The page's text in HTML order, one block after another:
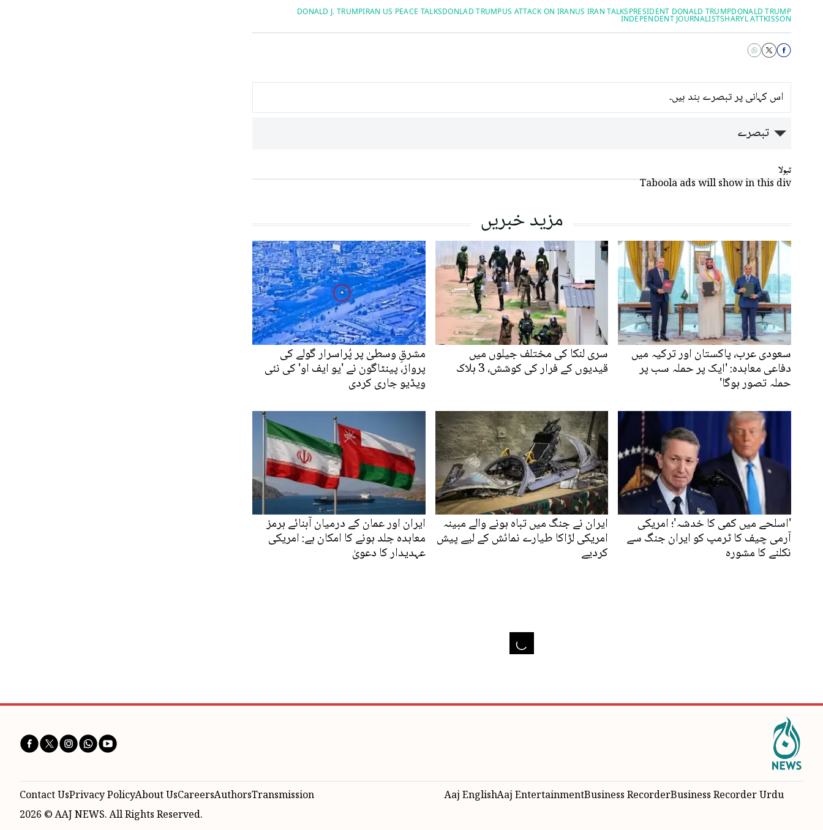
DONALD TRUMP
PRESIDENT DONALD TRUMP
US IRAN TALKS
US ATTACK ON IRAN
DONLAD TRUMP
IRAN US PEACE TALKS
DONALD J. TRUMP
SHARYL ATTKISSON
INDEPENDENT JOURNALIST
اس کہانی پر تبصرے بند ہیں۔
تبصرے
تبولا
Taboola ads will show in this div
مزید خبریں
سعودی عرب، پاکستان اور ترکیہ میں
دفاعی معاہدہ: 'ایک پر حملہ سب پر
حملہ تصور ہوگا'
سری لنکا کی مختلف جیلوں میں
قیدیوں کے فرار کی کوشش، 3 ہلاک
مشرقِ وسطیٰ پر پُراسرار گولے کی
پرواز، پینٹاگون نے 'یو ایف او' کی نئی
ویڈیو جاری کردی
'اسلحے میں کمی کا خدشہ'؛ امریکی
آرمی چیف کا ٹرمپ کو ایران جنگ سے
نکلنے کا مشورہ
ایران نے جنگ میں تباہ ہونے والے مبینہ
امریکی لڑاکا طیارے نمائش کے لیے پیش
کردیے
ایران اور عمان کے درمیان آبنائے ہرمز
معاہدہ جلد ہونے کا امکان ہے: امریکی
عہدیدار کا دعویٰ
Aaj EnglishAaj EntertainmentBusiness RecorderBusiness Recorder Urdu
Contact UsPrivacy PolicyAbout UsCareersAuthorsTransmission
2026 © AAJ NEWS. All Rights Reserved.